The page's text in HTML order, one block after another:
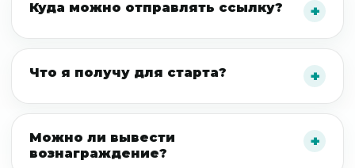
Куда можно отправлять ссылку?
Что я получу для старта?
Можно ли вывести
вознаграждение?